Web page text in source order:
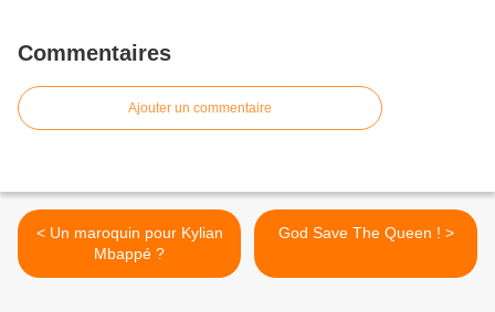
Commentaires
Ajouter un commentaire
< Un maroquin pour Kylian
Mbappé ?
God Save The Queen ! >